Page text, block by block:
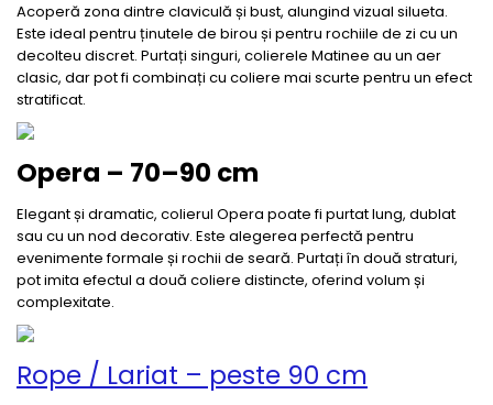
Acoperă zona dintre claviculă și bust, alungind vizual silueta.
Este ideal pentru ținutele de birou și pentru rochiile de zi cu un
decolteu discret. Purtați singuri, colierele Matinee au un aer
clasic, dar pot fi combinați cu coliere mai scurte pentru un efect
stratificat.
Opera – 70–90 cm
Elegant și dramatic, colierul Opera poate fi purtat lung, dublat
sau cu un nod decorativ. Este alegerea perfectă pentru
evenimente formale și rochii de seară. Purtați în două straturi,
pot imita efectul a două coliere distincte, oferind volum și
complexitate.
Rope / Lariat – peste 90 cm